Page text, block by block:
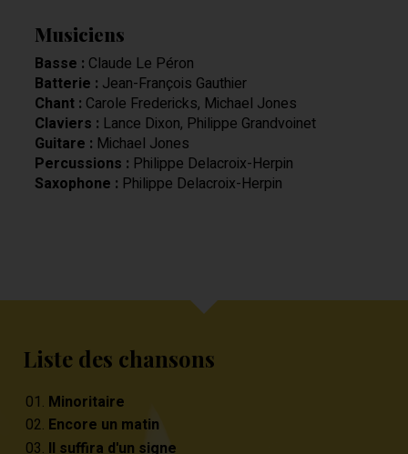
Musiciens
Basse : Claude Le Péron
Batterie : Jean-François Gauthier
Chant : Carole Fredericks, Michael Jones
Claviers : Lance Dixon, Philippe Grandvoinet
Guitare : Michael Jones
Percussions : Philippe Delacroix-Herpin
Saxophone : Philippe Delacroix-Herpin
Liste des chansons
Minoritaire
Encore un matin
Il suffira d'un signe